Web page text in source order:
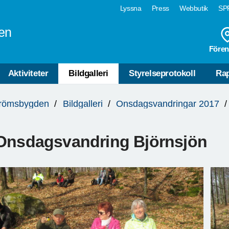
Lyssna Press Webbutik
Aktiviteter Bildgalleri Styrelseprotokoll
Bildgalleri Onsdagsvandringar 2017
Björnsjön